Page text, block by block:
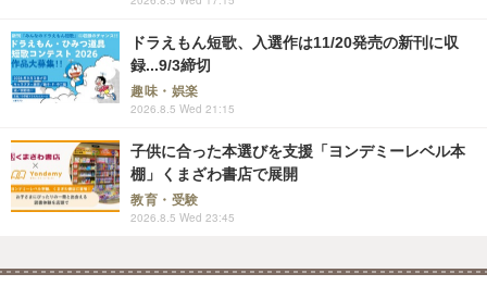
ドラえもん短歌、入選作は11/20発売の新刊に収
録...9/3締切
趣味・娯楽
2026.8.5 Wed 21:15
子供に合った本選びを支援「ヨンデミーレベル本
棚」くまざわ書店で展開
教育・受験
2026.8.5 Wed 23:45